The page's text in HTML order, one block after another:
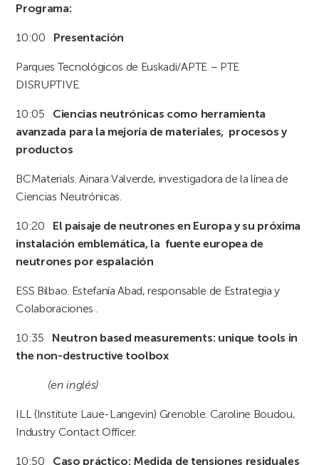
Programa:
10:00 Presentación
Parques Tecnológicos de Euskadi/APTE – PTE
DISRUPTIVE.
10:05 Ciencias neutrónicas como herramienta
avanzada para la mejoría de materiales, procesos y
productos
BCMaterials. Ainara Valverde, investigadora de la línea de
Ciencias Neutrónicas.
10:20 El paisaje de neutrones en Europa y su próxima
instalación emblemática, la fuente europea de
neutrones por espalación
ESS Bilbao. Estefanía Abad, responsable de Estrategia y
Colaboraciones .
10:35 Neutron based measurements: unique tools in
the non-destructive toolbox
(en inglés)
ILL (Institute Laue-Langevin) Grenoble. Caroline Boudou,
Industry Contact Officer.
10:50 Caso práctico: Medida de tensiones residuales